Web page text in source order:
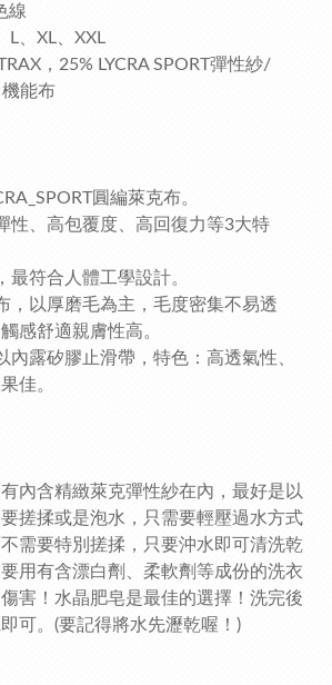
線
L、XL、XXL
，25% LYCRA SPORT彈性紗/
能布
圓編萊克布。
性、高包覆度、高回復力等3大特
最符合人體工學設計。
，以厚磨毛為主，毛度密集不易透
感舒適親膚性高。
內露矽膠止滑帶，特色：高透氣性、
佳。
內含精緻萊克彈性紗在內，最好是以
搓揉或是泡水，只需要輕壓過水方式
需要特別搓揉，只要沖水即可清洗乾
用有含漂白劑、柔軟劑等成份的洗衣
害！水晶肥皂是最佳的選擇！洗完後
可。(要記得將水先瀝乾喔！)